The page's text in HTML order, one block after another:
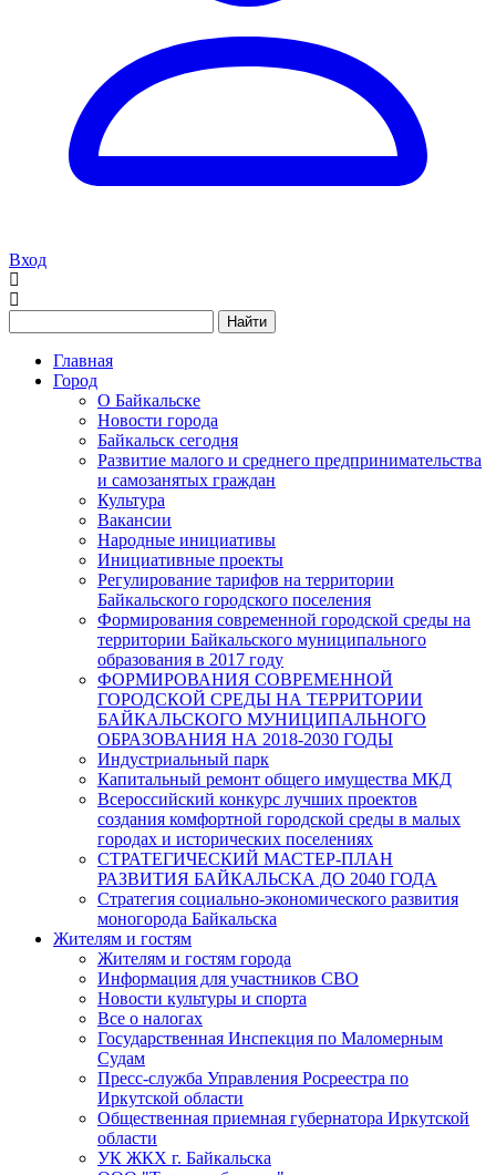
Вход
Найти
Главная
Город
О Байкальске
Новости города
Байкальск сегодня
Развитие малого и среднего предпринимательства
и самозанятых граждан
Культура
Вакансии
Народные инициативы
Инициативные проекты
Регулирование тарифов на территории
Байкальского городского поселения
Формирования современной городской среды на
территории Байкальского муниципального
образования в 2017 году
ФОРМИРОВАНИЯ СОВРЕМЕННОЙ
ГОРОДСКОЙ СРЕДЫ НА ТЕРРИТОРИИ
БАЙКАЛЬСКОГО МУНИЦИПАЛЬНОГО
ОБРАЗОВАНИЯ НА 2018-2030 ГОДЫ
Индустриальный парк
Капитальный ремонт общего имущества МКД
Всероссийский конкурс лучших проектов
создания комфортной городской среды в малых
городах и исторических поселениях
СТРАТЕГИЧЕСКИЙ МАСТЕР-ПЛАН
РАЗВИТИЯ БАЙКАЛЬСКА ДО 2040 ГОДА
Стратегия социально-экономического развития
моногорода Байкальска
Жителям и гостям
Жителям и гостям города
Информация для участников СВО
Новости культуры и спорта
Все о налогах
Государственная Инспекция по Маломерным
Судам
Пресс-служба Управления Росреестра по
Иркутской области
Общественная приемная губернатора Иркутской
области
УК ЖКХ г. Байкальска